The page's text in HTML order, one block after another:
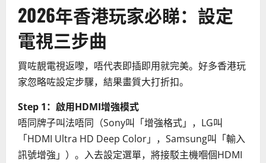
2026年香港玩家必睇：設定
電視三步曲
買咗靚電視返嚟，唔代表即插即用就完美。好多香港玩
家忽略咗設定步驟，結果畫質大打折扣。
Step 1：啟用HDMI增強模式
唔同牌子叫法唔同（Sony叫「增強格式」，LG叫
「HDMI Ultra HD Deep Color」，Samsung叫「輸入
訊號增強」）。入去設定選單，將接駁主機嗰個HDMI